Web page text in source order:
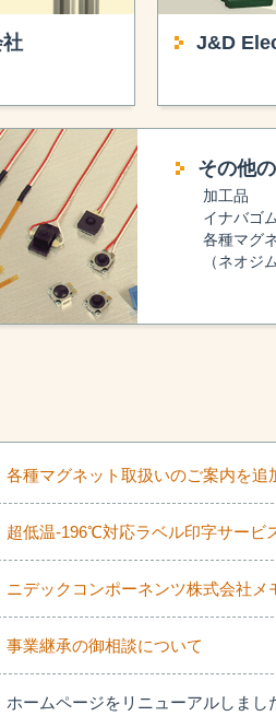
J&D
その他
加工品
イナバゴ
各種マグ
（ネオジ
各種マグネット取扱いのご案内を追
超低温-196℃対応ラベル印字サービ
ニデックコンポーネンツ株式会社
事業継承の御相談について
ホームページをリニューアルしまし